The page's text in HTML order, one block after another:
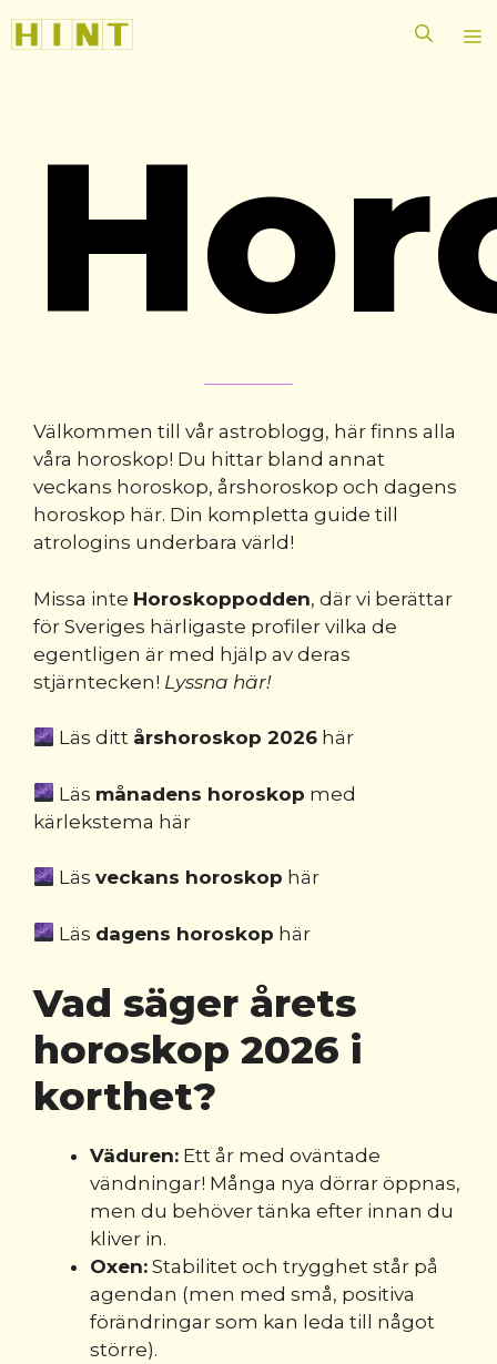
till
Välkommen till vår astroblogg, här finns alla
våra horoskop! Du hittar bland annat
veckans horoskop, årshoroskop och dagens
horoskop här. Din kompletta guide till
atrologins underbara värld!
Missa inte Horoskoppodden, där vi berättar
för Sveriges härligaste profiler vilka de
egentligen är med hjälp av deras
stjärntecken! Lyssna här!
Läs ditt årshoroskop 2026 här
Läs månadens horoskop med
kärlekstema här
Läsveckans horoskop här
Läs dagens horoskop här
Vad säger årets
horoskop 2026 i
korthet?
Väduren: Ett år med oväntade
vändningar! Många nya dörrar öppnas,
men du behöver tänka efter innan du
kliver in.
Oxen: Stabilitet och trygghet står på
agendan (men med små, positiva
förändringar som kan leda till något
större).